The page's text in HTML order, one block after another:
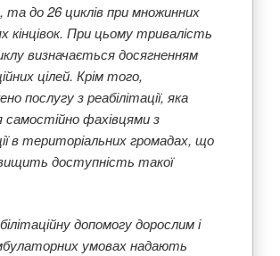
до 26 циклів при множинних
кінцівок. При цьому тривалість
визначається досягненням
цілей. Крім того,
послугу з реабілітації, яка
самостійно фахівцями з
в територіальних громадах, що
доступність такої
допомогу дорослим і
умовах надають